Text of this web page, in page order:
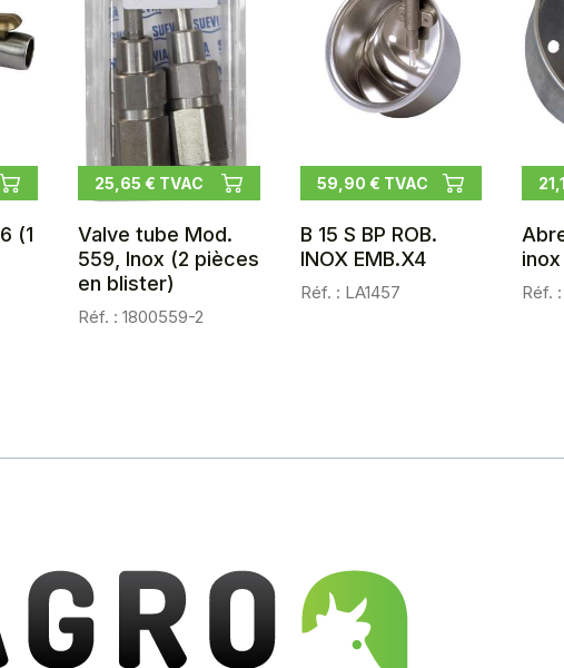
(1
25,65 € TVAC
Valve tube Mod.
559, Inox (2 pièces
en blister)
Réf. : 1800559-2
59,90 € TVAC
B 15 S BP ROB.
INOX EMB.X4
Réf. : LA1457
inox
Réf.